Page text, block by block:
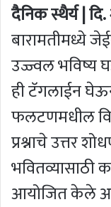
दैनिक स्थैर्य |
बारामतीमध्ये
उज्ज्वल भविष्य
ही टॅगलाईन
फलटणमधील
प्रश्नाचे उत्तर
भवितव्यासाठी
आयोजित केले